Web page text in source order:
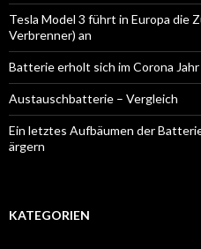
Tesla Model 3 führt in Europa die
Verbrenner) an
Batterie erholt sich im Corona
Austauschbatterie – Vergleich
Ein letztes Aufbäumen der
ärgern
KATEGORIEN